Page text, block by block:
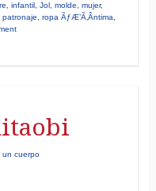
, infantil, Jol, molde, mujer,
patronaje, ropa ÃƒÆ’Ã‚Â­ntima,
un cuerpo